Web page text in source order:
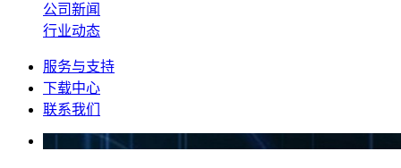
公司新闻
行业动态
服务与支持
下载中心
联系我们